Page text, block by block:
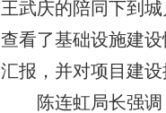
王武庆的陪同下到
查看了基础设施建
汇报，并对项目建设
陈连虹局长强调，